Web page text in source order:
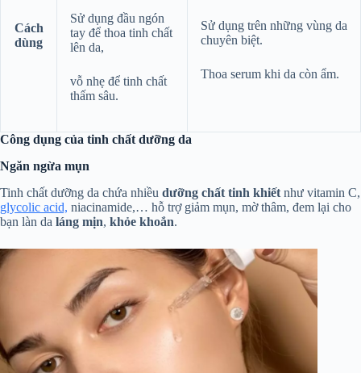
Cách
dùng
Sử dụng đầu ngón
tay để thoa tinh chất
lên da,
vỗ nhẹ để tinh chất
thấm sâu.
Sử dụng trên những vùng da
chuyên biệt.
Thoa serum khi da còn ẩm.
Công dụng của tinh chất dưỡng da
Ngăn ngừa mụn
Tinh chất dưỡng da chứa nhiều dưỡng chất tinh khiết như vitamin C,
glycolic acid, niacinamide,… hỗ trợ giảm mụn, mờ thâm, đem lại cho
bạn làn da láng mịn, khỏe khoắn.